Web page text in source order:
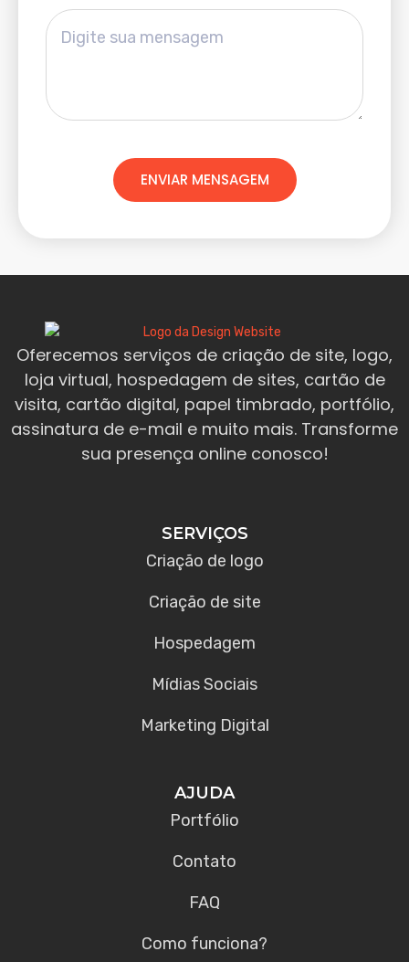
ENVIAR MENSAGEM
Oferecemos serviços de criação de site, logo,
loja virtual, hospedagem de sites, cartão de
visita, cartão digital, papel timbrado, portfólio,
assinatura de e-mail e muito mais. Transforme
sua presença online conosco!
SERVIÇOS
Criação de logo
Criação de site
Hospedagem
Mídias Sociais
Marketing Digital
AJUDA
Portfólio
Contato
FAQ
Como funciona?